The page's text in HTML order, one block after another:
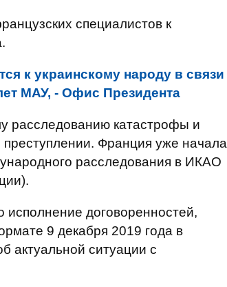
специалистов к
к украинскому народу в связи
МАУ, - Офис Президента
расследованию катастрофы и
преступлении. Франция уже начала
расследования в ИКАО
договоренностей,
9 декабря 2019 года в
актуальной ситуации с